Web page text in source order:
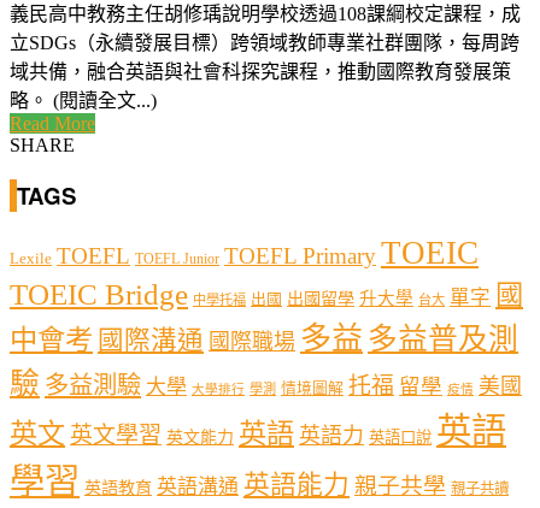
義民高中教務主任胡修瑀說明學校透過108課綱校定課程，成
立SDGs（永續發展目標）跨領域教師專業社群團隊，每周跨
域共備，融合英語與社會科探究課程，推動國際教育發展策
略。 (閱讀全文...)
Read More
SHARE
TAGS
Lexile TOEFL TOEFL Junior TOEFL PrimaryTOEIC
TOEIC Bridge 中學托福 出國 出國留學 升大學 台大 單字 國
中會考 國際溝通 國際職場 多益 多益普及測
驗 多益測驗 大學 大學排行 學測 情境圖解 托福 留學 疫情 美國
英文 英文學習 英文能力 英語 英語力 英語口說 英語
學習 英語教育 英語溝通 英語能力 親子共學 親子共讀